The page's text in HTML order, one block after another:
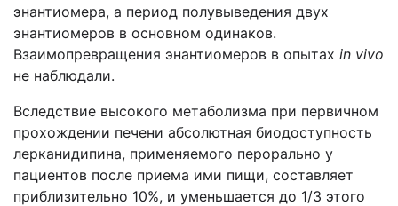
энантиомера, а период полувыведения двух
энантиомеров в основном одинаков.
Взаимопревращения энантиомеров в опытах in vivo
не наблюдали.
Вследствие высокого метаболизма при первичном
прохождении печени абсолютная биодоступность
лерканидипина, применяемого перорально у
пациентов после приема ими пищи, составляет
приблизительно 10%, и уменьшается до 1/3 этого